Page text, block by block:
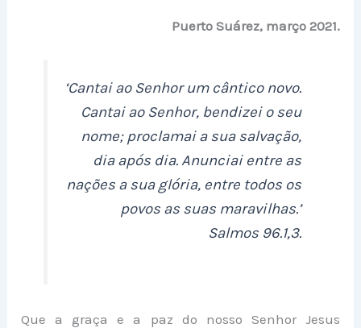
Puerto Suárez, março 2021.
‘Cantai ao Senhor um cântico novo.
Cantai ao Senhor, bendizei o seu
nome; proclamai a sua salvação,
dia após dia. Anunciai entre as
nações a sua glória, entre todos os
povos as suas maravilhas.’
Salmos 96.1,3.
Que a graça e a paz do nosso Senhor Jesus